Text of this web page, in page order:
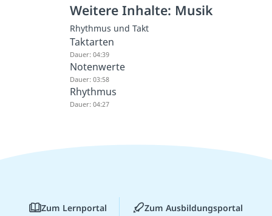
Weitere Inhalte: Musik
Rhythmus und Takt
Taktarten
Dauer: 04:39
Notenwerte
Dauer: 03:58
Rhythmus
Dauer: 04:27
Zum Lernportal Zum Ausbildungsportal